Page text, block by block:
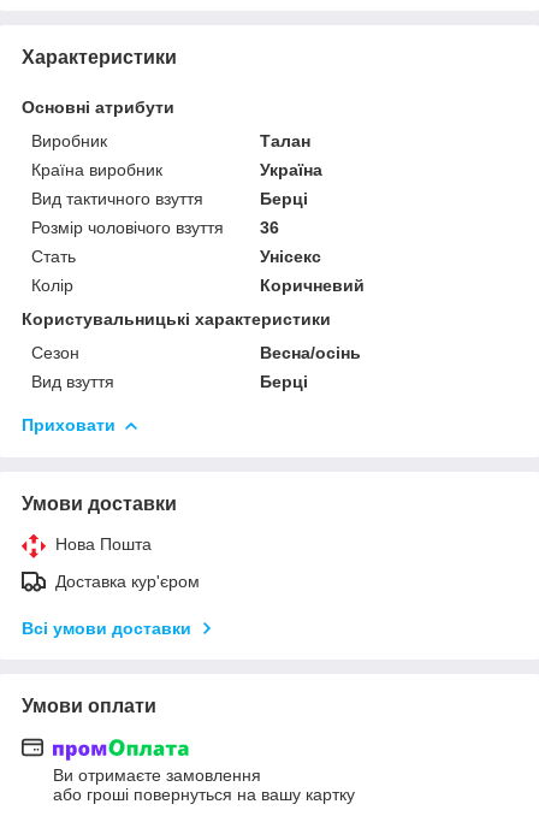
Характеристики
Основні атрибути
Виробник
Талан
Країна виробник
Україна
Вид тактичного взуття
Берці
Розмір чоловічого взуття
36
Стать
Унісекс
Колір
Коричневий
Користувальницькі характеристики
Сезон
Весна/осінь
Вид взуття
Берці
Приховати
Умови доставки
Нова Пошта
Доставка кур'єром
Всі умови доставки
Умови оплати
Ви отримаєте замовлення
або гроші повернуться на вашу картку